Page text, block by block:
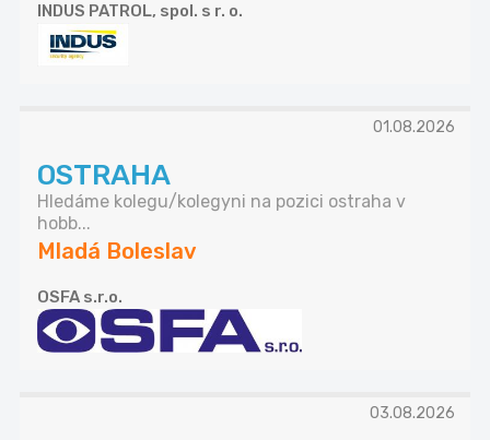
INDUS PATROL, spol. s r. o.
01.08.2026
OSTRAHA
Hledáme kolegu/kolegyni na pozici ostraha v
hobb...
Mladá Boleslav
OSFA s.r.o.
03.08.2026